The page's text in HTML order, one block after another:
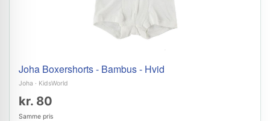
Joha Boxershorts - Bambus - Hvid
Joha · KidsWorld
kr. 80
Samme pris